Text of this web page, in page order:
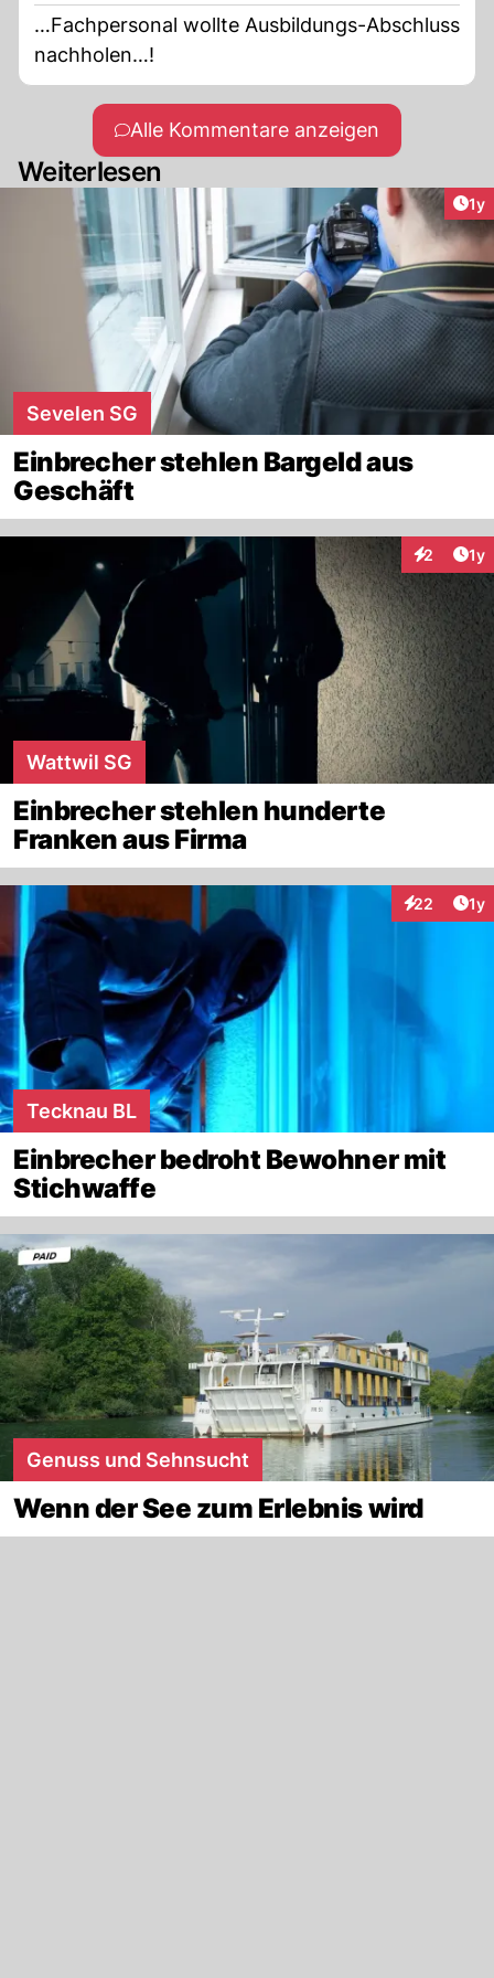
…Fachpersonal wollte Ausbildungs-Abschluss
nachholen…!
Alle Kommentare anzeigen
Weiterlesen
1y
Sevelen SG
Einbrecher stehlen Bargeld aus
Geschäft
2 1y
Wattwil SG
Einbrecher stehlen hunderte
Franken aus Firma
22 1y
Tecknau BL
Einbrecher bedroht Bewohner mit
Stichwaffe
Genuss und Sehnsucht
Wenn der See zum Erlebnis wird